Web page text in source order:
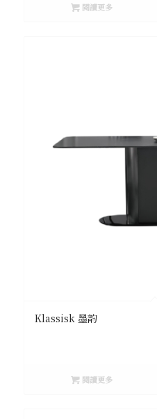
閱讀更多
Klassisk 墨韵
閱讀更多